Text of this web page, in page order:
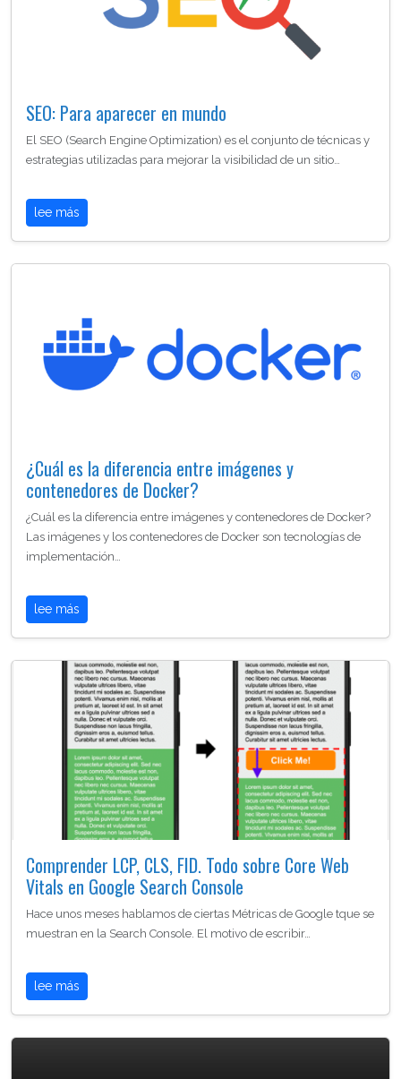
SEO: Para aparecer en mundo
El SEO (Search Engine Optimization) es el conjunto de técnicas y
estrategias utilizadas para mejorar la visibilidad de un sitio…
lee más
¿Cuál es la diferencia entre imágenes y
contenedores de Docker?
¿Cuál es la diferencia entre imágenes y contenedores de Docker?
Las imágenes y los contenedores de Docker son tecnologías de
implementación…
lee más
Comprender LCP, CLS, FID. Todo sobre Core Web
Vitals en Google Search Console
Hace unos meses hablamos de ciertas Métricas de Google tque se
muestran en la Search Console. El motivo de escribir…
lee más